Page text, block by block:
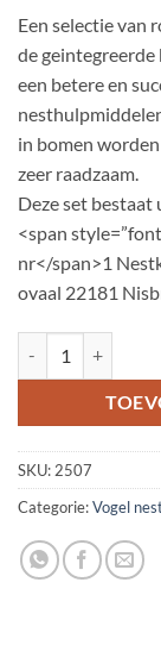
Een selectie van
de
een betere en
in bomen
zeer raadzaam.
Deze set bestaat
<span
nr</span>1
ovaal 22181
SKU: 2507
Categorie:Vogel